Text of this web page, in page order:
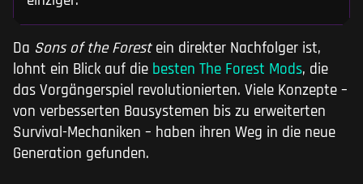
Da Sons of the Forestein direkter Nachfolger ist,
lohnt ein Blick auf die besten The Forest Mods, die
das Vorgängerspiel revolutionierten. Viele Konzepte –
von verbesserten Bausystemen bis zu erweiterten
Survival-Mechaniken – haben ihren Weg in die neue
Generation gefunden.